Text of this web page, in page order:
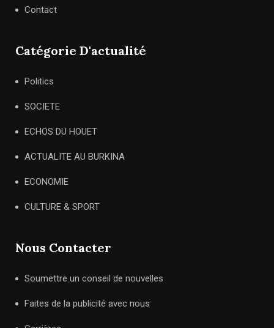
Contact
Catégorie D'actualité
Politics
SOCIETE
ECHOS DU HOUET
ACTUALITE AU BURKINA
ECONOMIE
CULTURE & SPORT
Nous Contacter
Soumettre un conseil de nouvelles
Faites de la publicité avec nous